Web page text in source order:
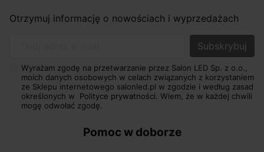
Otrzymuj informację o nowościach i wyprzedażach
Wyrażam zgodę na przetwarzanie przez Salon LED Sp. z o.o.,
moich danych osobowych w celach związanych z korzystaniem
ze Sklepu internetowego salonled.pl w zgodzie i według zasad
określonych w Polityce prywatności. Wiem, że w każdej chwili
mogę odwołać zgodę.
Pomoc w doborze